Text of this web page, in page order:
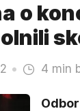
o
4 min